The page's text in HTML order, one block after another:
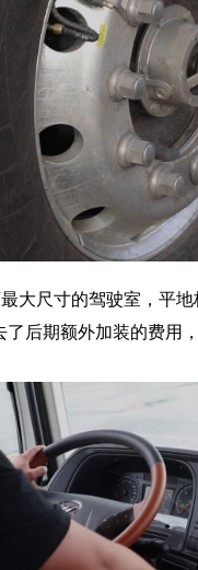
大尺寸的驾驶室，平
后期额外加装的费用